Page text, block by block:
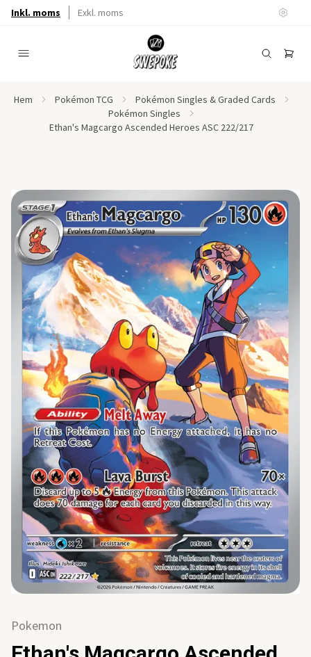
Inkl. moms Exkl. moms
Hem Pokémon TCG
Pokémon Singles & Graded Cards
Pokémon Singles
Ethan's Magcargo Ascended Heroes ASC 222/217
Pokemon